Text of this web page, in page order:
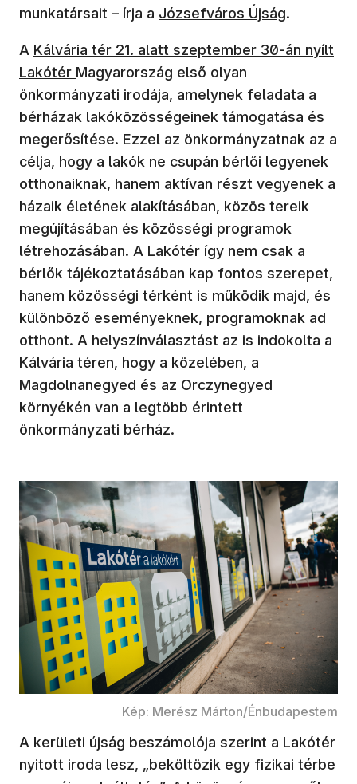
munkatársait – írja a Józsefváros Újság.
A Kálvária tér 21. alatt szeptember 30-án nyílt
Lakótér Magyarország első olyan
önkormányzati irodája, amelynek feladata a
bérházak lakóközösségeinek támogatása és
megerősítése. Ezzel az önkormányzatnak az a
célja, hogy a lakók ne csupán bérlői legyenek
otthonaiknak, hanem aktívan részt vegyenek a
házaik életének alakításában, közös tereik
megújításában és közösségi programok
létrehozásában. A Lakótér így nem csak a
bérlők tájékoztatásában kap fontos szerepet,
hanem közösségi térként is működik majd, és
különböző eseményeknek, programoknak ad
otthont. A helyszínválasztást az is indokolta a
Kálvária téren, hogy a közelében, a
Magdolnanegyed és az Orczynegyed
környékén van a legtöbb érintett
önkormányzati bérház.
Kép: Merész Márton/Énbudapestem
A kerületi újság beszámolója szerint a Lakótér
nyitott iroda lesz, „beköltözik egy fizikai térbe